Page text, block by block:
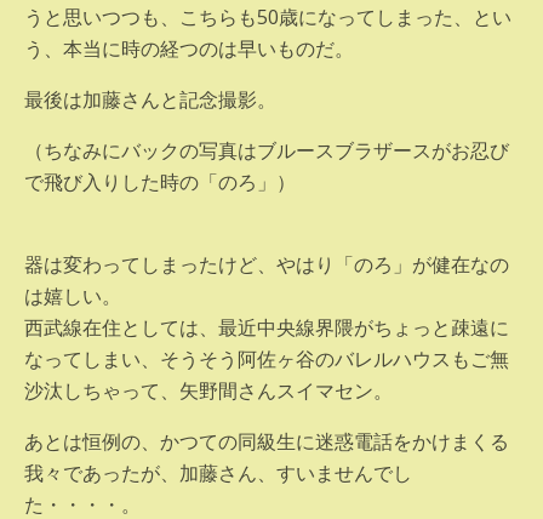
うと思いつつも、こちらも50歳になってしまった、とい
う、本当に時の経つのは早いものだ。
最後は加藤さんと記念撮影。
（ちなみにバックの写真はブルースブラザースがお忍び
で飛び入りした時の「のろ」）
器は変わってしまったけど、やはり「のろ」が健在なの
は嬉しい。
西武線在住としては、最近中央線界隈がちょっと疎遠に
なってしまい、そうそう阿佐ヶ谷のバレルハウスもご無
沙汰しちゃって、矢野間さんスイマセン。
あとは恒例の、かつての同級生に迷惑電話をかけまくる
我々であったが、加藤さん、すいませんでし
た・・・・。